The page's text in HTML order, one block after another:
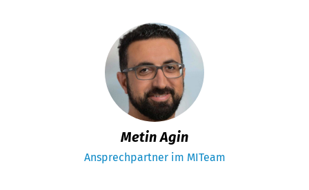
Metin Agin
Ansprechpartner im MITeam